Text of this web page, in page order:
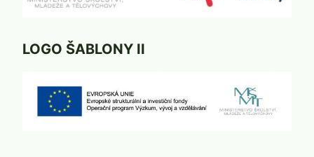
LOGO ŠABLONY II